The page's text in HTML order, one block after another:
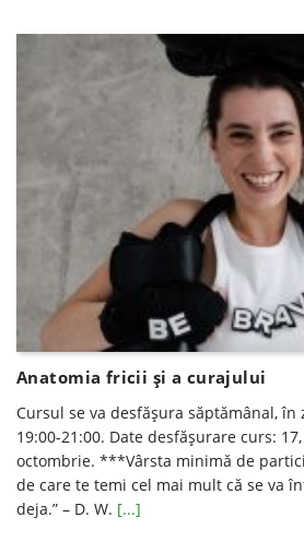
Anatomia fricii și a curajului
Cursul se va desfăşura săptămânal,
19:00-21:00. Date desfăşurare curs:
octombrie. ***Vârsta minimă de
de care te temi cel mai mult că se va
deja.” – D. W. [...]